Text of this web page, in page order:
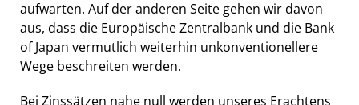
aufwarten. Auf der anderen Seite gehen wir davon
aus, dass die Europäische Zentralbank und die Bank
of Japan vermutlich weiterhin unkonventionellere
Wege beschreiten werden.
Bei Zinssätzen nahe null werden unseres Erachtens